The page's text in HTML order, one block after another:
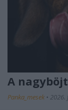
A nagyböjt
Panka_mesek • 2026.